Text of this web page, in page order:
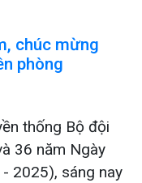
chúc mừng
phòng
thống Bộ đội
36 năm Ngày
2025), sáng nay